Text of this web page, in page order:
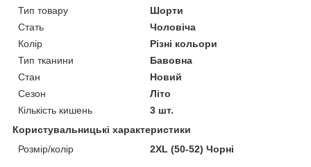
Тип товару
Шорти
Стать
Чоловіча
Колір
Різні кольори
Тип тканини
Бавовна
Стан
Новий
Сезон
Літо
Кількість кишень
3 шт.
Користувальницькі характеристики
Розмір/колір
2XL (50-52) Чорні